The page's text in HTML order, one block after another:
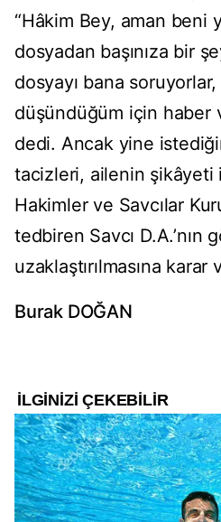
“Hâkim Bey, aman beni
dosyadan başınıza bir
dosyayı bana
düşündüğüm için haber
dedi. Ancak yine
tacizleri, ailenin şikâyeti
Hakimler ve Savcılar
tedbiren Savcı D.A.’nın
uzaklaştırılmasına karar
Burak DOĞAN